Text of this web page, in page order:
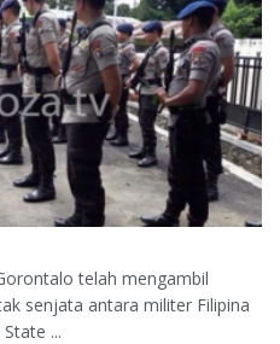
telah mengambil
senjata antara militer Filipina
...